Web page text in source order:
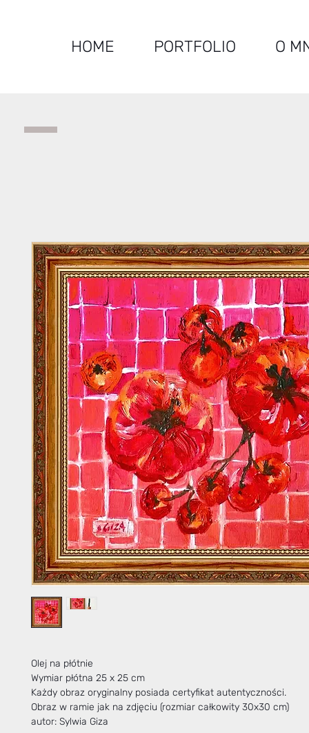
HOME PORTFOLIO O
Olej na płótnie
Wymiar płótna 25 x 25 cm
Każdy obraz oryginalny posiada certyfikat autentyczności.
Obraz w ramie jak na zdjęciu (rozmiar całkowity 30x30 cm)
autor: Sylwia Giza